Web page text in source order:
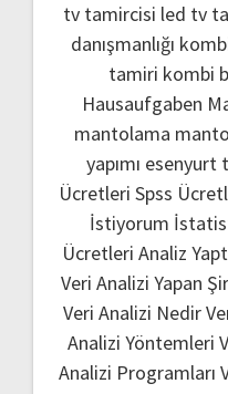
tv tamircisi led tv
danışmanlığı
tamiri kombi
Hausaufgaben
mantolama
yapımı esenyurt
Ücretleri Spss
İstiyorum
Ücretleri Analiz
Veri Analizi Yapan
Veri Analizi Nedir
Analizi Yöntemleri
Analizi Programları